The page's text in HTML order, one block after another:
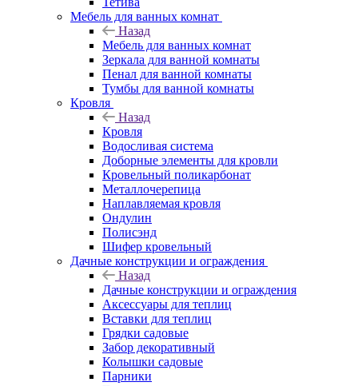
Мебель для ванных комнат
Назад
Мебель для ванных комнат
Зеркала для ванной комнаты
Пенал для ванной комнаты
Тумбы для ванной комнаты
Кровля
Назад
Кровля
Водосливая система
Доборные элементы для кровли
Кровельный поликарбонат
Металлочерепица
Наплавляемая кровля
Ондулин
Полисэнд
Шифер кровельный
Дачные конструкции и ограждения
Назад
Дачные конструкции и ограждения
Аксессуары для теплиц
Вставки для теплиц
Грядки садовые
Забор декоративный
Колышки садовые
Парники